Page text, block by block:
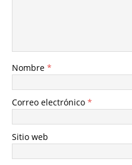
Nombre *
Correo electrónico *
Sitio web